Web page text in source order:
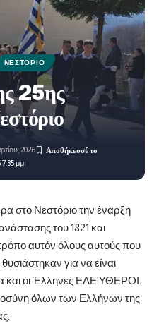
ΝΕΣΤΌΡΙΟ
25ης
μμ
2026
στο Νεστόριο την έναρξη
του 1821 και
αυτόν όλους αυτούς που
για να είναι
και οι Έλληνες ΕΛΕΎΘΕΡΟΙ.
όλων των Ελλήνων της